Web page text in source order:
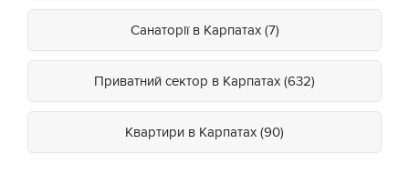
Санаторії в Карпатах (7)
Приватний сектор в Карпатах (632)
Квартири в Карпатах (90)